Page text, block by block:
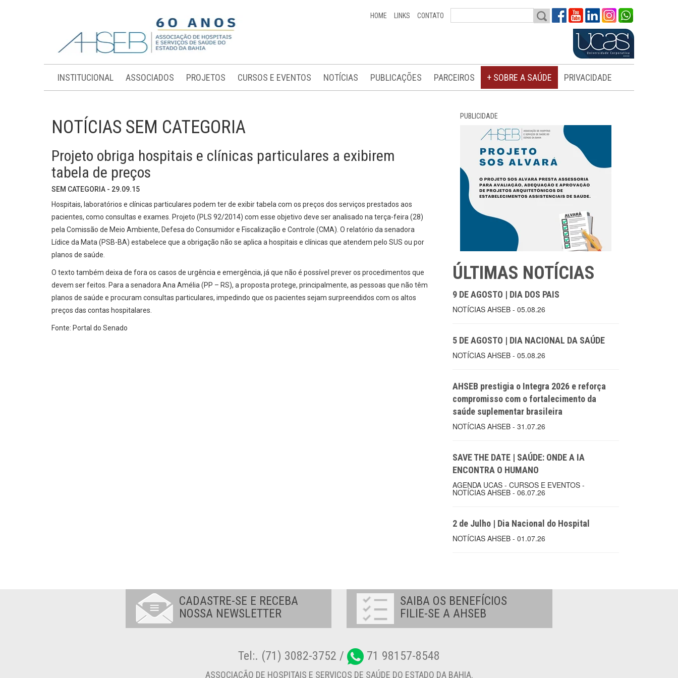
HOME LINKS CONTATO
INSTITUCIONAL ASSOCIADOS PROJETOS CURSOS E EVENTOS NOTÍCIAS PUBLICAÇÕES PARCEIROS + SOBRE A SAÚDE PRIVACIDADE
NOTÍCIAS SEM CATEGORIA
Projeto obriga hospitais e clínicas particulares a exibirem
tabela de preços
SEM CATEGORIA - 29.09.15
Hospitais, laboratórios e clínicas particulares podem ter de exibir tabela com os preços dos serviços prestados aos
pacientes, como consultas e exames. Projeto (PLS 92/2014) com esse objetivo deve ser analisado na terça-feira (28)
pela Comissão de Meio Ambiente, Defesa do Consumidor e Fiscalização e Controle (CMA). O relatório da senadora
Lídice da Mata (PSB-BA) estabelece que a obrigação não se aplica a hospitais e clínicas que atendem pelo SUS ou por
planos de saúde.
O texto também deixa de fora os casos de urgência e emergência, já que não é possível prever os procedimentos que
devem ser feitos. Para a senadora Ana Amélia (PP – RS), a proposta protege, principalmente, as pessoas que não têm
planos de saúde e procuram consultas particulares, impedindo que os pacientes sejam surpreendidos com os altos
preços das contas hospitalares.
Fonte: Portal do Senado
PUBLICIDADE
ÚLTIMAS NOTÍCIAS
9 DE AGOSTO | DIA DOS PAIS
NOTÍCIAS AHSEB - 05.08.26
5 DE AGOSTO | DIA NACIONAL DA SAÚDE
NOTÍCIAS AHSEB - 05.08.26
AHSEB prestigia o Integra 2026 e reforça
compromisso com o fortalecimento da
saúde suplementar brasileira
NOTÍCIAS AHSEB - 31.07.26
SAVE THE DATE | SAÚDE: ONDE A IA
ENCONTRA O HUMANO
AGENDA UCAS - CURSOS E EVENTOS -
NOTÍCIAS AHSEB - 06.07.26
2 de Julho | Dia Nacional do Hospital
NOTÍCIAS AHSEB - 01.07.26
CADASTRE-SE E RECEBA
NOSSA NEWSLETTER
SAIBA OS BENEFÍCIOS
FILIE-SE A AHSEB
Tel:. (71) 3082-3752 / 71 98157-8548
ASSOCIAÇÃO DE HOSPITAIS E SERVIÇOS DE SAÚDE DO ESTADO DA BAHIA.